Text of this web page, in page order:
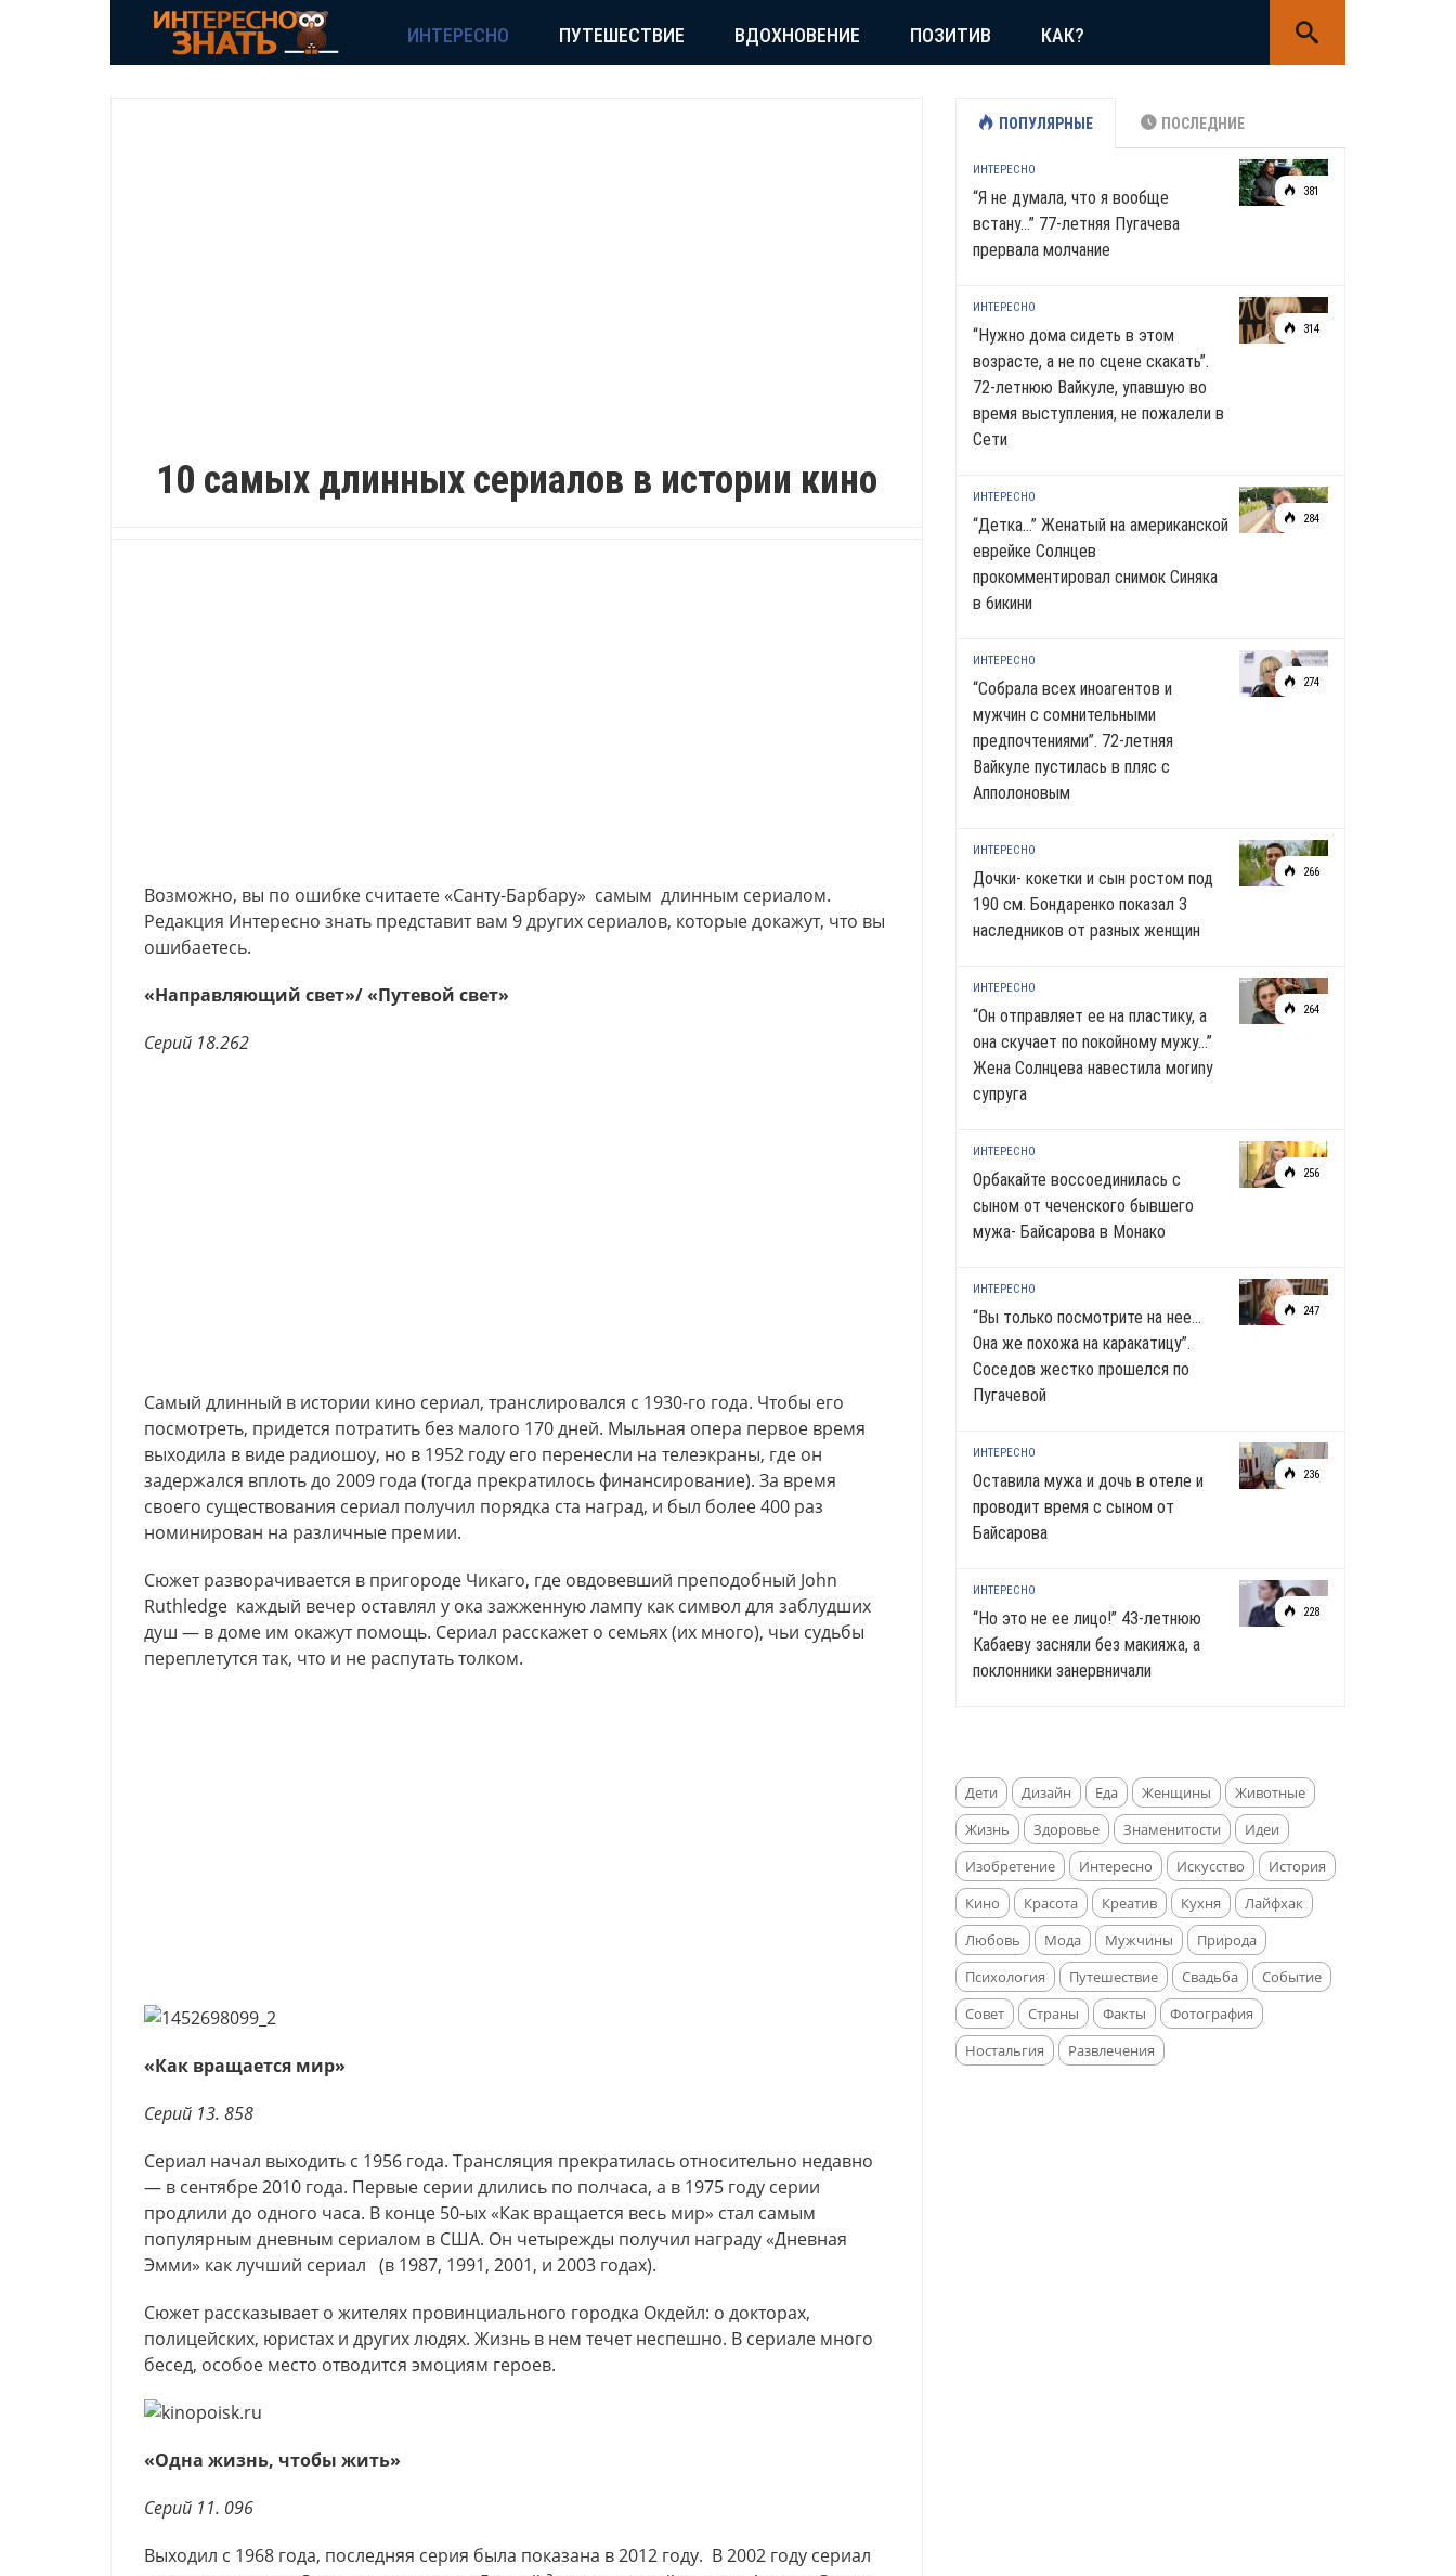
ИНТЕРЕСНО ПУТЕШЕСТВИЕ ВДОХНОВЕНИЕ ПОЗИТИВ КАК?
10 самых длинных сериалов в истории кино
Возможно, вы по ошибке считаете «Санту-Барбару» самым длинным сериалом.
Редакция Интересно знать представит вам 9 других сериалов, которые докажут, что вы
ошибаетесь.
«Направляющий свет»/ «Путевой свет»
Серий 18.262
Самый длинный в истории кино сериал, транслировался с 1930-го года. Чтобы его
посмотреть, придется потратить без малого 170 дней. Мыльная опера первое время
выходила в виде радиошоу, но в 1952 году его перенесли на телеэкраны, где он
задержался вплоть до 2009 года (тогда прекратилось финансирование). За время
своего существования сериал получил порядка ста наград, и был более 400 раз
номинирован на различные премии.
Сюжет разворачивается в пригороде Чикаго, где овдовевший преподобный John
Ruthledge каждый вечер оставлял у ока зажженную лампу как символ для заблудших
душ — в доме им окажут помощь. Сериал расскажет о семьях (их много), чьи судьбы
переплетутся так, что и не распутать толком.
«Как вращается мир»
Серий 13. 858
Сериал начал выходить с 1956 года. Трансляция прекратилась относительно недавно
— в сентябре 2010 года. Первые серии длились по полчаса, а в 1975 году серии
продлили до одного часа. В конце 50-ых «Как вращается весь мир» стал самым
популярным дневным сериалом в США. Он четырежды получил награду «Дневная
Эмми» как лучший сериал (в 1987, 1991, 2001, и 2003 годах).
Сюжет рассказывает о жителях провинциального городка Окдейл: о докторах,
полицейских, юристах и других людях. Жизнь в нем течет неспешно. В сериале много
бесед, особое место отводится эмоциям героев.
«Одна жизнь, чтобы жить»
Серий 11. 096
Выходил с 1968 года, последняя серия была показана в 2012 году. В 2002 году сериал
ПОПУЛЯРНЫЕ ПОСЛЕДНИЕ
381
ИНТЕРЕСНО
“Я не думала, что я вообще
встану…” 77-летняя Пугачева
прервала молчание
314
ИНТЕРЕСНО
“Нужно дома сидеть в этом
возрасте, а не по сцене скакать”.
72-летнюю Вайкуле, упавшую во
время выступления, не пожалели в
Сети
284
ИНТЕРЕСНО
“Детка…” Женатый на американской
еврейке Солнцев
прокомментировал снимок Синяка
в 6икини
274
ИНТЕРЕСНО
“Собрала всех иноагентов и
мужчин с сомнительными
предпочтениями”. 72-летняя
Вайкуле пустилась в пляс с
Апполоновым
266
ИНТЕРЕСНО
Дочки- кокетки и сын ростом под
190 см. Бондаренко показал 3
наследников от разных женщин
264
ИНТЕРЕСНО
“Он отправляет ее на пластику, а
она скучает по noкoйномy мужу…”
Жена Солнцева навестила моrиnу
супруга
256
ИНТЕРЕСНО
Орбакайте воссоединилась с
сыном от чеченского бывшего
мужа- Байсарова в Монако
247
ИНТЕРЕСНО
“Вы только посмотрите на нее…
Она же похожа на каракатицу”.
Соседов жестко прошелся по
Пугачевой
236
ИНТЕРЕСНО
Оставила мужа и дочь в отеле и
проводит время с сыном от
Байсарова
228
ИНТЕРЕСНО
“Но это не ее лицо!” 43-летнюю
Кабаеву засняли без макияжа, а
поклонники занервничали
Дети Дизайн Еда Женщины
Животные
Жизнь
Здоровье Знаменитости
Идеи
Изобретение
Интересно Искусство
История
Кино
Красота Креатив Кухня
Лайфхак
Любовь
Мода Мужчины
Природа
Психология
Путешествие Свадьба
Событие
Совет
Страны Факты
Фотография
Ностальгия
Развлечения